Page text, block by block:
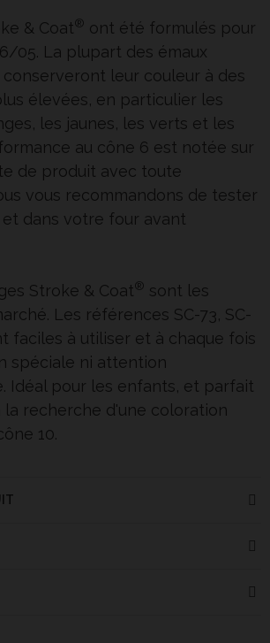
& Coat® ont été formulés pour
05. La plupart des émaux
conserveront leur couleur à des
élevées, en particulier les
les jaunes, les verts et les
au cône 6 est notée sur
de produit avec toute
vous recommandons de tester
dans votre four avant
Stroke & Coat® sont les
Les références SC-73, SC-
faciles à utiliser et à chaque fois
spéciale ni attention
Idéal pour les enfants, et parfait
recherche d'une coloration
10.